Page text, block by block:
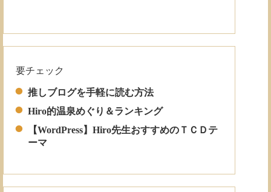
要チェック
推しブログを手軽に読む方法
Hiro的温泉めぐり＆ランキング
【WordPress】Hiro先生おすすめのＴＣＤテ
ーマ